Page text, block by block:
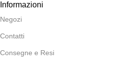
Informazioni
Negozi
Contatti
Consegne e Resi